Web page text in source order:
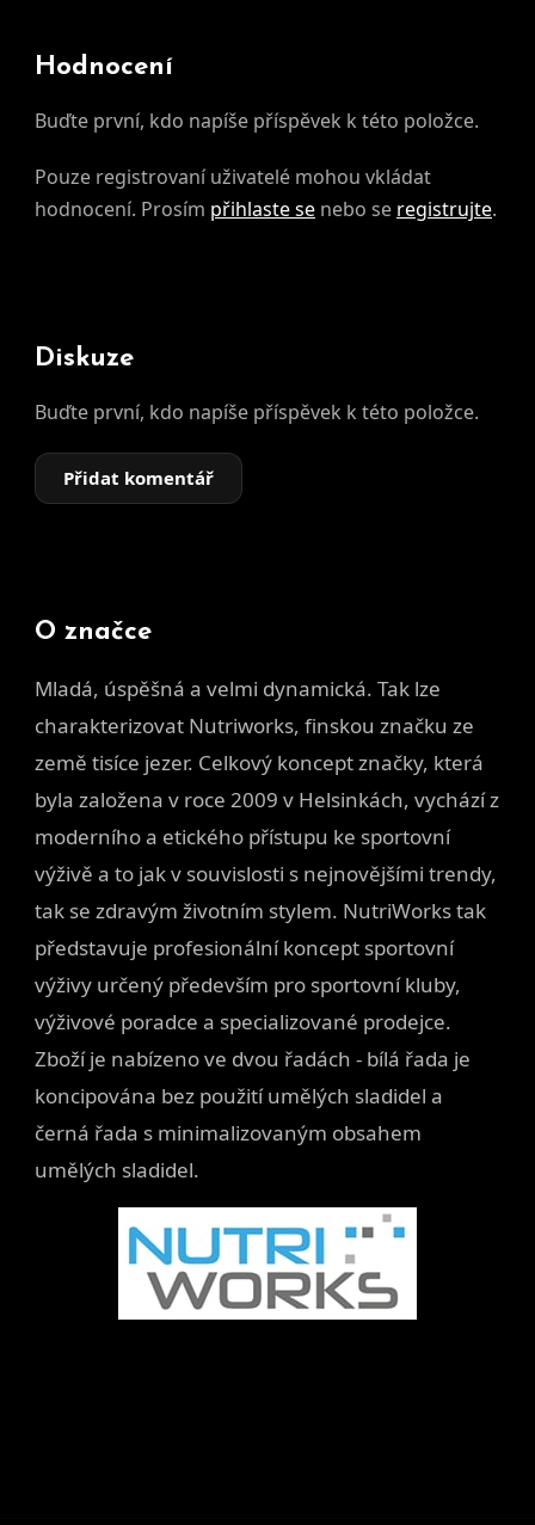
Hodnocení
Buďte první, kdo napíše příspěvek k této položce.
Pouze registrovaní uživatelé mohou vkládat
hodnocení. Prosím přihlaste se nebo se registrujte.
Diskuze
Buďte první, kdo napíše příspěvek k této položce.
Přidat komentář
O značce
Mladá, úspěšná a velmi dynamická. Tak lze
charakterizovat Nutriworks, finskou značku ze
země tisíce jezer. Celkový koncept značky, která
byla založena v roce 2009 v Helsinkách, vychází z
moderního a etického přístupu ke sportovní
výživě a to jak v souvislosti s nejnovějšími trendy,
tak se zdravým životním stylem. NutriWorks tak
představuje profesionální koncept sportovní
výživy určený především pro sportovní kluby,
výživové poradce a specializované prodejce.
Zboží je nabízeno ve dvou řadách - bílá řada je
koncipována bez použití umělých sladidel a
černá řada s minimalizovaným obsahem
umělých sladidel.